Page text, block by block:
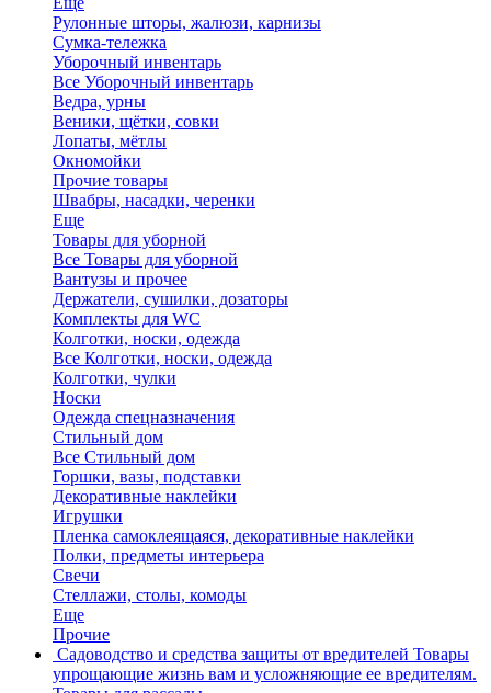
Рулонные шторы, жалюзи, карнизы
Сумка-тележка
Уборочный инвентарь
Все Уборочный инвентарь
Ведра, урны
Веники, щётки, совки
Лопаты, мётлы
Окномойки
Прочие товары
Швабры, насадки, черенки
Еще
Товары для уборной
Все Товары для уборной
Вантузы и прочее
Держатели, сушилки, дозаторы
Комплекты для WC
Колготки, носки, одежда
Все Колготки, носки, одежда
Колготки, чулки
Носки
Одежда спецназначения
Стильный дом
Все Стильный дом
Горшки, вазы, подставки
Декоративные наклейки
Игрушки
Пленка самоклеящаяся, декоративные наклейки
Полки, предметы интерьера
Свечи
Стеллажи, столы, комоды
Еще
Прочие
Садоводство и средства защиты от вредителей Товары
упрощающие жизнь вам и усложняющие ее вредителям.